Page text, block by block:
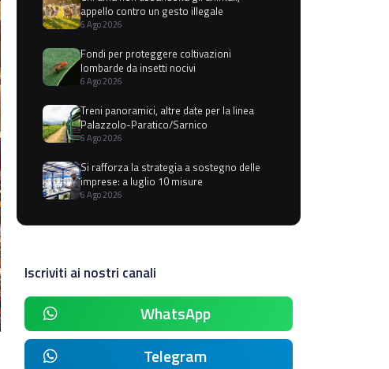
appello contro un gesto illegale
6 Ago 2026
Fondi per proteggere coltivazioni
lombarde da insetti nocivi
6 Ago 2026
Treni panoramici, altre date per la linea
Palazzolo-Paratico/Sarnico
6 Ago 2026
Si rafforza la strategia a sostegno delle
imprese: a luglio 10 misure
6 Ago 2026
Iscriviti ai nostri canali
WhatsApp
Telegram